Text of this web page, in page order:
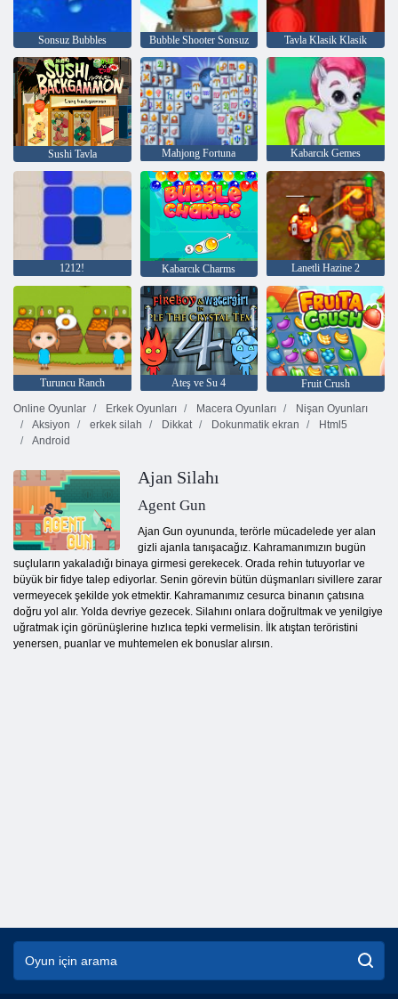
Sonsuz Bubbles Bubble Shooter Sonsuz Tavla Klasik Klasik
Sushi Tavla Mahjong Fortuna Kabarcık Gemes
1212! Kabarcık Charms Lanetli Hazine 2
Turuncu Ranch Ateş ve Su 4
Fruit Crush
Online Oyunlar
Erkek Oyunları Macera Oyunları
Nişan Oyunları
Aksiyon
erkek silah Dikkat Dokunmatik ekran
Html5
Android
Ajan Silahı
Agent Gun
Ajan Gun oyununda, terörle mücadelede yer alan
gizli ajanla tanışacağız. Kahramanımızın bugün
suçluların yakaladığı binaya girmesi gerekecek. Orada rehin tutuyorlar ve
büyük bir fidye talep ediyorlar. Senin görevin bütün düşmanları sivillere zarar
vermeyecek şekilde yok etmektir. Kahramanımız cesurca binanın çatısına
doğru yol alır. Yolda devriye gezecek. Silahını onlara doğrultmak ve yenilgiye
uğratmak için görünüşlerine hızlıca tepki vermelisin. İlk atıştan teröristini
yenersen, puanlar ve muhtemelen ek bonuslar alırsın.